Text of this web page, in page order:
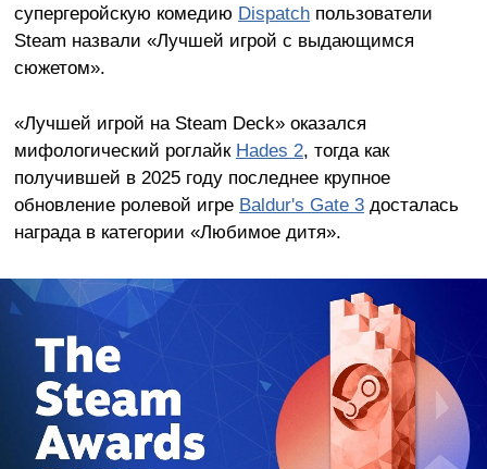
супергеройскую комедию Dispatchпользователи
Steam назвали «Лучшей игрой с выдающимся
сюжетом».
«Лучшей игрой на Steam Deck» оказался
мифологический роглайк Hades 2, тогда как
получившей в 2025 году последнее крупное
обновление ролевой игре Baldur's Gate 3досталась
награда в категории «Любимое дитя».